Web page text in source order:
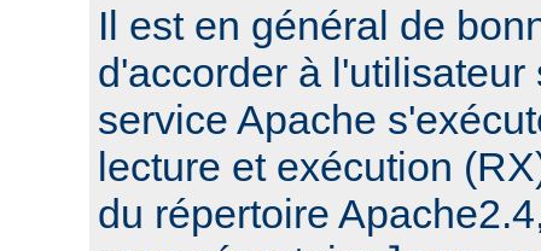
Il est en général de
d'accorder à
service Apache
lecture et exécution
du répertoire